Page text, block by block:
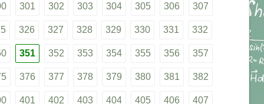
301 302 303 304 305 306 307
326 327 328 329 330 331 332
351 352 353 354 355 356 357
376 377 378 379 380 381 382
401 402 403 404 405 406 407